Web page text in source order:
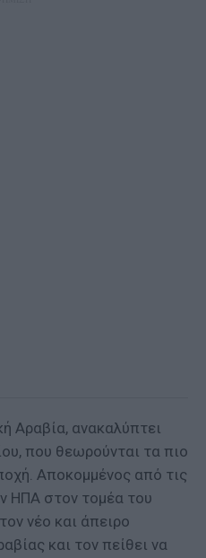
Αραβία, ανακαλύπτει
που θεωρούνται τα πιο
Αποκομμένος από τις
ΗΠΑ στον τομέα του
νέο και άπειρο
και τον πείθει να